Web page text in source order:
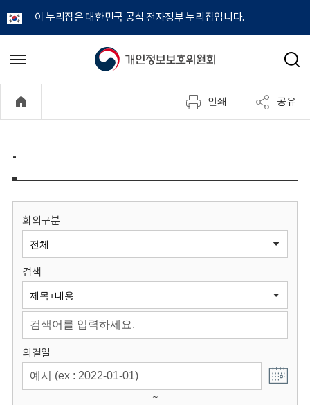
이 누리집은 대한민국 공식 전자정부 누리집입니다.
개
정
보
원
회
메
기
검
인쇄 공유
-
회의구분
검색
의결일
~